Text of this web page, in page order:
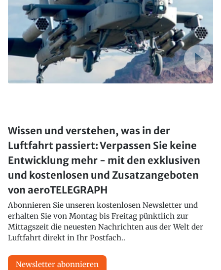
Wissen und verstehen, was in der
Luftfahrt passiert: Verpassen Sie keine
Entwicklung mehr - mit den exklusiven
und kostenlosen und Zusatzangeboten
von aeroTELEGRAPH
Abonnieren Sie unseren kostenlosen Newsletter und
erhalten Sie von Montag bis Freitag pünktlich zur
Mittagszeit die neuesten Nachrichten aus der Welt der
Luftfahrt direkt in Ihr Postfach..
Newsletter abonnieren